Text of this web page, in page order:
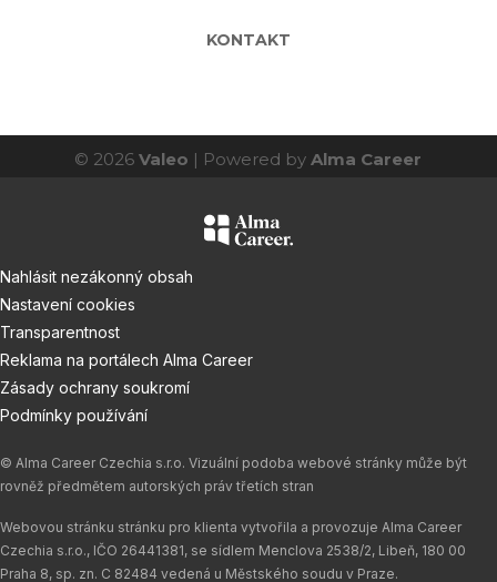
KONTAKT
© 2026Valeo | Powered byAlma Career
Nahlásit nezákonný obsah
Nastavení cookies
Transparentnost
Reklama na portálech Alma Career
Zásady ochrany soukromí
Podmínky používání
© Alma Career Czechia s.r.o. Vizuální podoba webové stránky může být
rovněž předmětem autorských práv třetích stran
Webovou stránku stránku pro klienta vytvořila a provozuje Alma Career
Czechia s.r.o., IČO 26441381, se sídlem Menclova 2538/2, Libeň, 180 00
Praha 8, sp. zn. C 82484 vedená u Městského soudu v Praze.